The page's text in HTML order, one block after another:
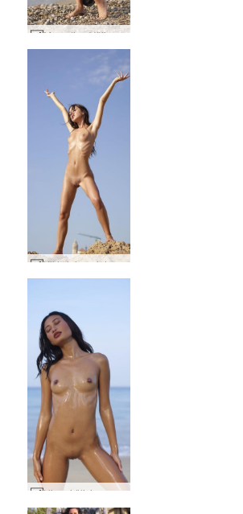
Marcelina Välimerellinen #14
Kiki sininen taivas #14
Hiromi öljyinen alaston auringonnousu #1